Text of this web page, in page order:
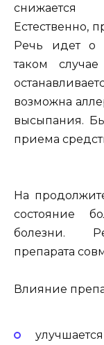
снижается
Естественно,
Речь идет о
таком
возможна
высыпания.
приема
На
состояние
болезни.
препарата
Влияние